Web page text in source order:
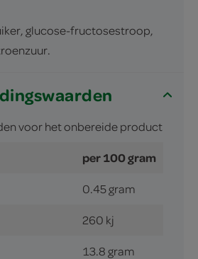
glucose-fructosestroop,
voor het onbereide product
per 100 gram
0.45 gram
260 kj
13.8 gram